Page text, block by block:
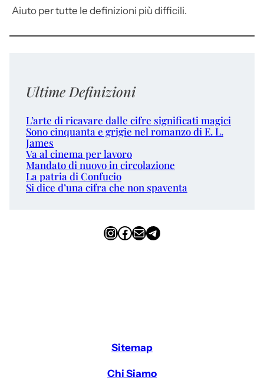
Aiuto per tutte le definizioni più difficili.
Ultime Definizioni
L’arte di ricavare dalle cifre significati magici
Sono cinquanta e grigie nel romanzo di E. L.
James
Va al cinema per lavoro
Mandato di nuovo in circolazione
La patria di Confucio
Si dice d’una cifra che non spaventa
InstagramFacebook Email Telegram
Sitemap
Chi Siamo